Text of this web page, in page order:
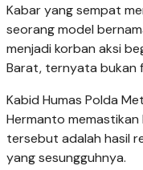
Kabar yang sempat
seorang model
menjadi korban aksi
Barat, ternyata bukan
Kabid Humas Polda
Hermanto
tersebut adalah hasil
yang sesungguhnya.